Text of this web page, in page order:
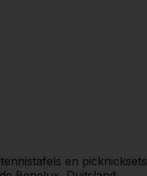
en picknicksets